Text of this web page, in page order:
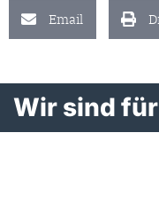
Email
Wir sind